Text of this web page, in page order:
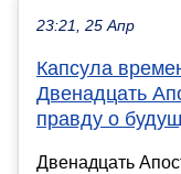
23:21, 25 Апр
Капсула
Двенадцать
правду о
Двенадцать